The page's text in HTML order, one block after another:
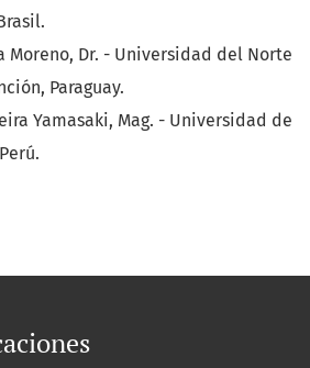
Moreno, Dr. - Universidad del Norte
Paraguay.
Yamasaki, Mag. - Universidad de